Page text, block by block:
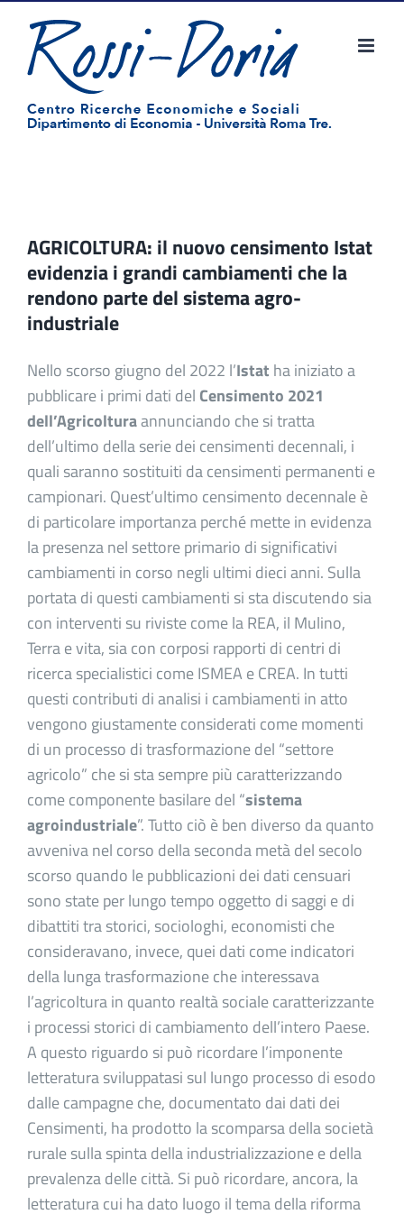
contenuto
AGRICOLTURA: il nuovo censimento Istat
evidenzia i grandi cambiamenti che la
rendono parte del sistema agro-
industriale
Nello scorso giugno del 2022 l’Istat ha iniziato a
pubblicare i primi dati del Censimento 2021
dell’Agricolturaannunciando che si tratta
dell’ultimo della serie dei censimenti decennali, i
quali saranno sostituiti da censimenti permanenti e
campionari. Quest’ultimo censimento decennale è
di particolare importanza perché mette in evidenza
la presenza nel settore primario di significativi
cambiamenti in corso negli ultimi dieci anni. Sulla
portata di questi cambiamenti si sta discutendo sia
con interventi su riviste come la REA, il Mulino,
Terra e vita, sia con corposi rapporti di centri di
ricerca specialistici come ISMEA e CREA. In tutti
questi contributi di analisi i cambiamenti in atto
vengono giustamente considerati come momenti
di un processo di trasformazione del “settore
agricolo” che si sta sempre più caratterizzando
come componente basilare del “sistema
agroindustriale”. Tutto ciò è ben diverso da quanto
avveniva nel corso della seconda metà del secolo
scorso quando le pubblicazioni dei dati censuari
sono state per lungo tempo oggetto di saggi e di
dibattiti tra storici, sociologhi, economisti che
consideravano, invece, quei dati come indicatori
della lunga trasformazione che interessava
l’agricoltura in quanto realtà sociale caratterizzante
i processi storici di cambiamento dell’intero Paese.
A questo riguardo si può ricordare l’imponente
letteratura sviluppatasi sul lungo processo di esodo
dalle campagne che, documentato dai dati dei
Censimenti, ha prodotto la scomparsa della società
rurale sulla spinta della industrializzazione e della
prevalenza delle città. Si può ricordare, ancora, la
letteratura cui ha dato luogo il tema della riforma